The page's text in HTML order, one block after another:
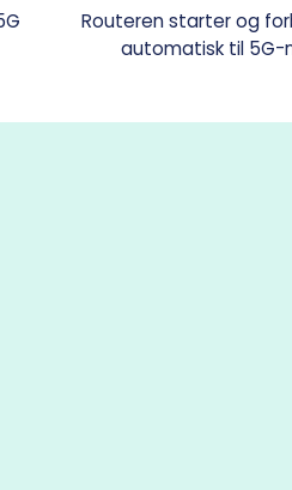
Routeren starter og
automatisk til